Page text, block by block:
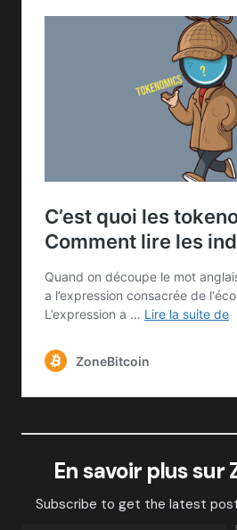
En savoir plus sur
Subscribe to get the latest